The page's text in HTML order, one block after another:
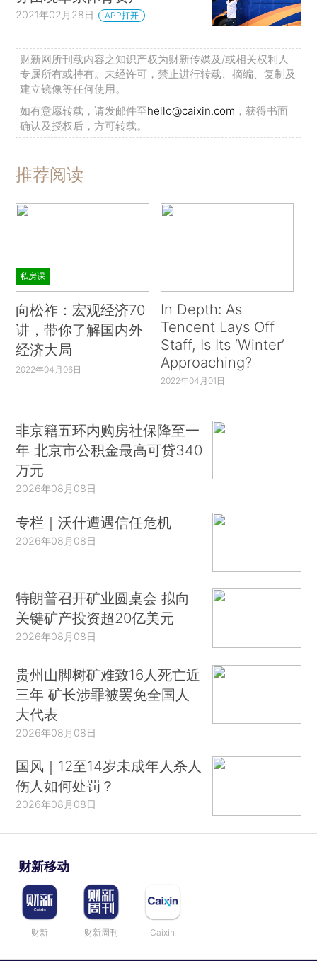
2021年02月28日 APP打开
财新网所刊载内容之知识产权为财新传媒及/或相关权利人
专属所有或持有。未经许可，禁止进行转载、摘编、复制及
建立镜像等任何使用。
如有意愿转载，请发邮件至hello@caixin.com ，获得书面
确认及授权后，方可转载。
推荐阅读
私房课
向松祚：宏观经济70
讲，带你了解国内外
经济大局
2022年04月06日
In Depth: As
Tencent Lays Off
Staff, Is Its ‘Winter’
Approaching?
2022年04月01日
非京籍五环内购房社保降至一
年 北京市公积金最高可贷340
万元
2026年08月08日
专栏｜沃什遭遇信任危机
2026年08月08日
特朗普召开矿业圆桌会 拟向
关键矿产投资超20亿美元
2026年08月08日
贵州山脚树矿难致16人死亡近
三年 矿长涉罪被罢免全国人
大代表
2026年08月08日
国风｜12至14岁未成年人杀人
伤人如何处罚？
2026年08月08日
财新移动
财新 财新周刊 Caixin